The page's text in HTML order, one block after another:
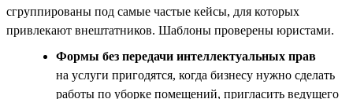
сгруппированы под самые частые кейсы, для которых
привлекают внештатников. Шаблоны проверены юристами.
Формы без передачи интеллектуальных прав
на услуги пригодятся, когда бизнесу нужно сделать
работы по уборке помещений, пригласить ведущего